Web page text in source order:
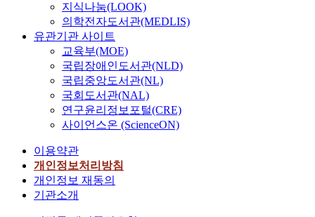
지식나눔(LOOK)
의학전자도서관(MEDLIS)
유관기관 사이트
교육부(MOE)
국립장애인도서관(NLD)
국립중앙도서관(NL)
국회도서관(NAL)
연구윤리정보포털(CRE)
사이언스온 (ScienceON)
이용약관
개인정보처리방침
개인정보 재동의
기관소개